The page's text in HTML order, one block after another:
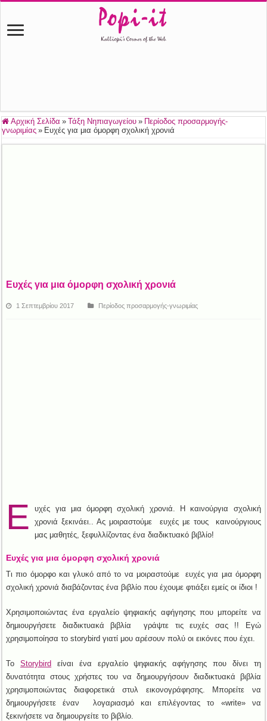
Αρχική Σελίδα » Τάξη Νηπιαγωγείου » Περίοδος προσαρμογής-
γνωριμίας » Ευχές για μια όμορφη σχολική χρονιά
Ευχές για μια όμορφη σχολική χρονιά
1 Σεπτεμβρίου 2017 Περίοδος προσαρμογής-γνωριμίας
Ε
υχές για μια όμορφη σχολική χρονιά. Η καινούργια σχολική
χρονιά ξεκινάει.. Ας μοιραστούμε ευχές με τους καινούργιους
μας μαθητές, ξεφυλλίζοντας ένα διαδικτυακό βιβλίο!
Ευχές για μια όμορφη σχολική χρονιά
Τι πιο όμορφο και γλυκό από το να μοιραστούμε ευχές για μια όμορφη
σχολική χρονιά διαβάζοντας ένα βιβλίο που έχουμε φτιάξει εμείς οι ίδιοι !
Χρησιμοποιώντας ένα εργαλείο ψηφιακής αφήγησης που μπορείτε να
δημιουργήσετε διαδικτυακά βιβλία γράψτε τις ευχές σας !! Εγώ
χρησιμοποίησα το storybird γιατί μου αρέσουν πολύ οι εικόνες που έχει.
ΤοStorybird είναι ένα εργαλείο ψηφιακής αφήγησης που δίνει τη
δυνατότητα στους χρήστες του να δημιουργήσουν διαδικτυακά βιβλία
χρησιμοποιώντας διαφορετικά στυλ εικονογράφησης. Μπορείτε να
δημιουργήσετε έναν λογαριασμό και επιλέγοντας το «write» να
ξεκινήσετε να δημιουργείτε το βιβλίο.